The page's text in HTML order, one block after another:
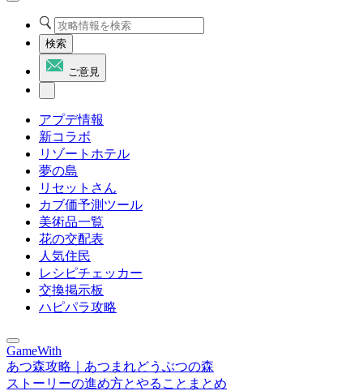
検索
ご意見
アプデ情報
新コラボ
リゾートホテル
夢の島
リセットさん
カブ価予測ツール
美術品一覧
花の交配表
人気住民
レシピチェッカー
交換掲示板
ハピパラ攻略
GameWith
あつ森攻略｜あつまれどうぶつの森
ストーリーの進め方とやることまとめ